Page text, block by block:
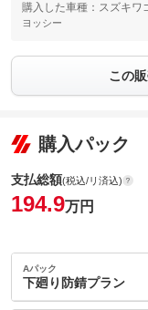
購入した車種：スズキワ
ヨッシー
この
購入パック
支払総額(税込/リ済込)
194.9万円
Aパック
下廻り防錆プラン